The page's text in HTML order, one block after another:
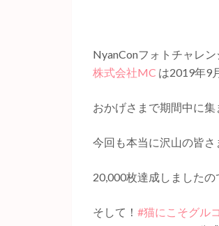
NyanConフォトチャレ
株式会社MC は2019年9
おかげさまで期間中に集
今回も本当に沢山の皆さ
20,000枚達成しましたの
そして！ #猫にこそグル